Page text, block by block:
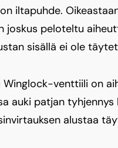
iltapuhde.
joskus peloteltu
sisällä ei ole
venttiili on
auki patjan
alustaa